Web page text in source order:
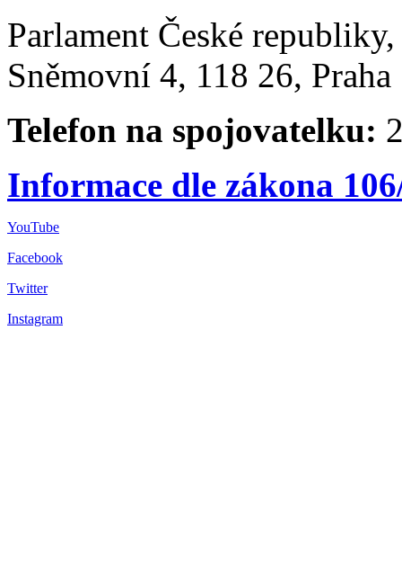
Parlament České
Sněmovní 4, 118 26,
Telefon na spojovatelku:
Informace dle zákona
YouTube
Facebook
Twitter
Instagram